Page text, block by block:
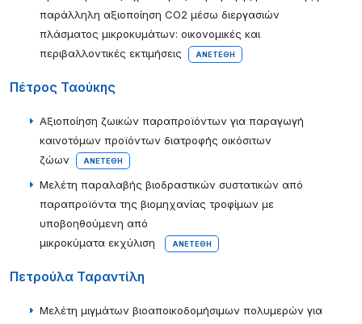
παράλληλη αξιοποίηση CO2 μέσω διεργασιών
πλάσματος μικροκυμάτων: οικονομικές και
περιβαλλοντικές εκτιμήσεις
ΑΝΕΤΈΘΗ
Πέτρος Ταούκης
Αξιοποίηση ζωικών παραπροϊόντων για παραγωγή
καινοτόμων προϊόντων διατροφής οικόσιτων
ζώων
ΑΝΕΤΈΘΗ
Μελέτη παραλαβής βιοδραστικών συστατικών από
παραπροϊόντα της βιομηχανίας τροφίμων με
υποβοηθούμενη από
μικροκύματα εκχύλιση
ΑΝΕΤΈΘΗ
Πετρούλα Ταραντίλη
Μελέτη μιγμάτων βιοαποικοδομήσιμων πολυμερών για